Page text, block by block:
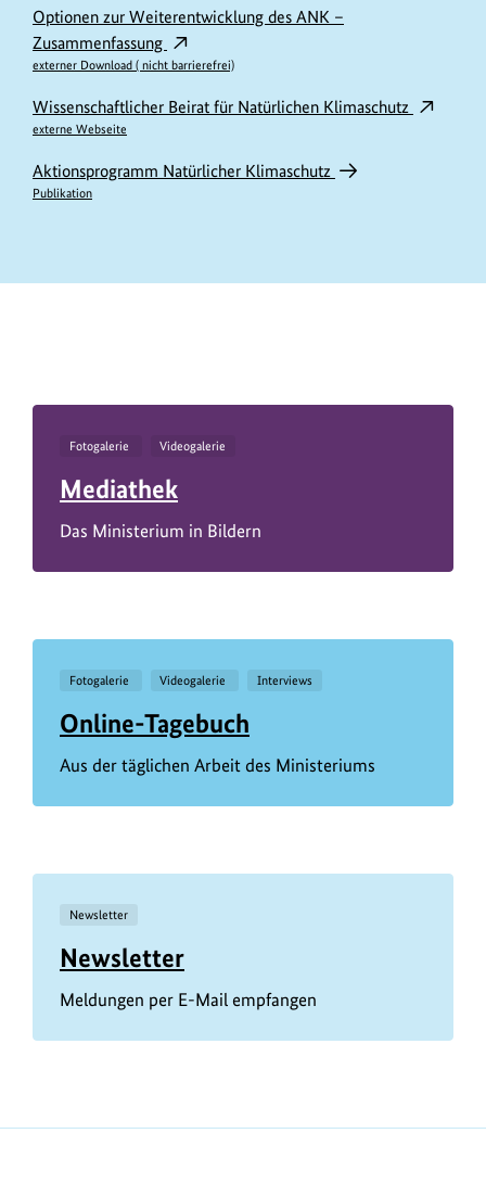
Optionen zur Weiterentwicklung des ANK –
Zusammenfassung
externer Download ( nicht barrierefrei)
Wissenschaftlicher Beirat für Natürlichen Klimaschutz
externe Webseite
Aktionsprogramm Natürlicher Klimaschutz
Publikation
Fotogalerie Videogalerie
Mediathek
Das Ministerium in Bildern
Fotogalerie Videogalerie Interviews
Online-Tagebuch
Aus der täglichen Arbeit des Ministeriums
Newsletter
Newsletter
Meldungen per E-Mail empfangen